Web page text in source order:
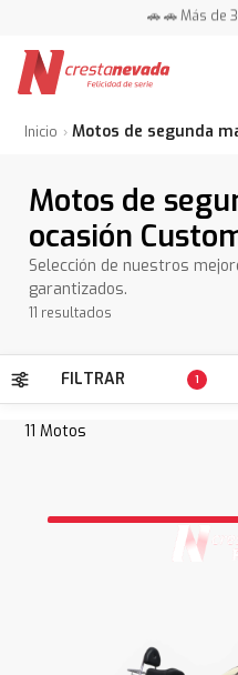
🚗 🚗 Más de
Inicio Motos de segunda
Motos de
ocasión
Selección de nuestros
garantizados.
11 resultados
FILTRAR 1
11 Motos